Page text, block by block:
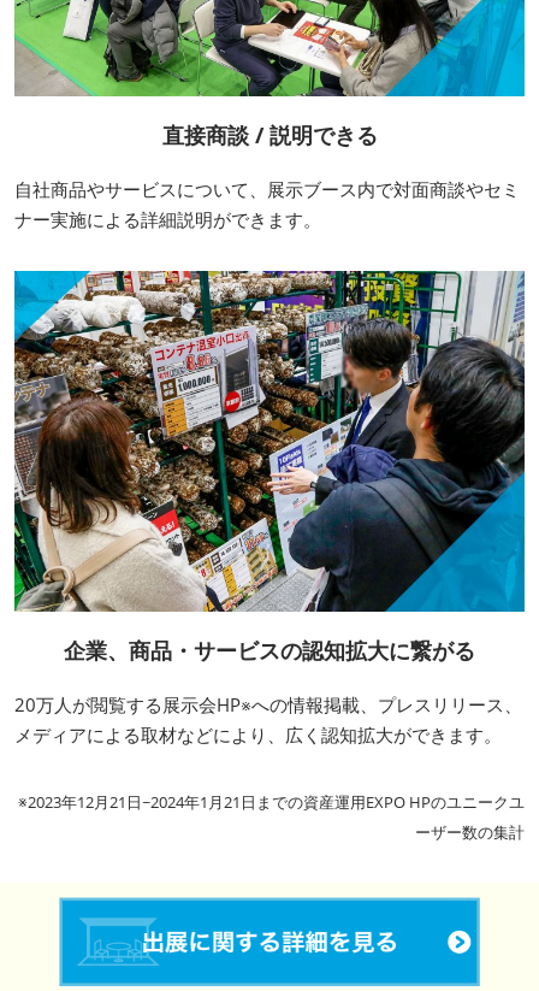
直接商談 / 説明できる
自社商品やサービスについて、展示ブース内で対面商談やセミ
ナー実施による詳細説明ができます。
企業、商品・サービスの認知拡大に繋がる
20万人が閲覧する展示会HP※への情報掲載、プレスリリース、
メディアによる取材などにより、広く認知拡大ができます。
※2023年12月21日~2024年1月21日までの資産運用EXPO HPのユニークユ
ーザー数の集計